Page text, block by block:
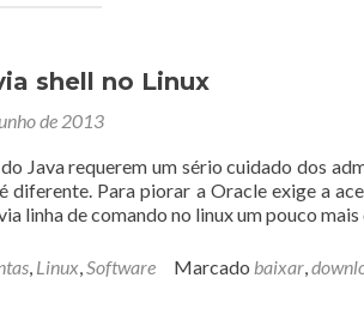
shell no Linux
de 2013
Java requerem um sério cuidado dos
diferente. Para piorar a Oracle exige a
linha de comando no linux um pouco
, Linux,Software Marcado baixar,